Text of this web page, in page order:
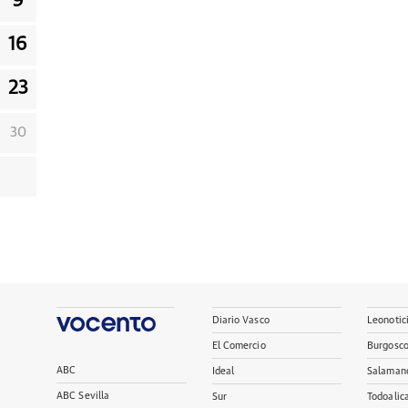
16
23
30
ABC
ABC Sevilla
Diario Vasco
El Comercio
Ideal
Sur